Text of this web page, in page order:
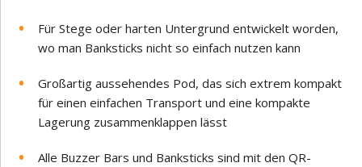
Für Stege oder harten Untergrund entwickelt worden,
wo man Banksticks nicht so einfach nutzen kann
Großartig aussehendes Pod, das sich extrem kompakt
für einen einfachen Transport und eine kompakte
Lagerung zusammenklappen lässt
Alle Buzzer Bars und Banksticks sind mit den QR-